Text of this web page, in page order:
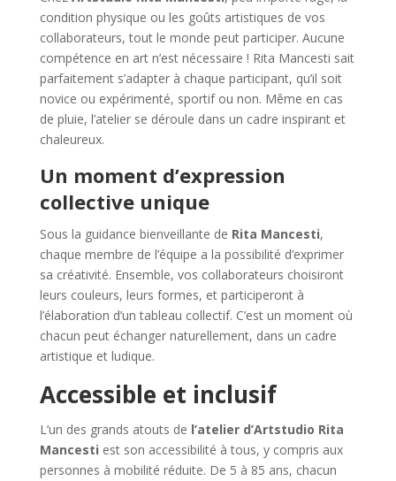
condition physique ou les goûts artistiques de vos
collaborateurs, tout le monde peut participer. Aucune
compétence en art n’est nécessaire ! Rita Mancesti sait
parfaitement s’adapter à chaque participant, qu’il soit
novice ou expérimenté, sportif ou non. Même en cas
de pluie, l’atelier se déroule dans un cadre inspirant et
chaleureux.
Un moment d’expression
collective unique
Sous la guidance bienveillante de Rita Mancesti,
chaque membre de l’équipe a la possibilité d’exprimer
sa créativité. Ensemble, vos collaborateurs choisiront
leurs couleurs, leurs formes, et participeront à
l’élaboration d’un tableau collectif. C’est un moment où
chacun peut échanger naturellement, dans un cadre
artistique et ludique.
Accessible et inclusif
L’un des grands atouts de l’atelier d’Artstudio Rita
Mancesti est son accessibilité à tous, y compris aux
personnes à mobilité réduite. De 5 à 85 ans, chacun